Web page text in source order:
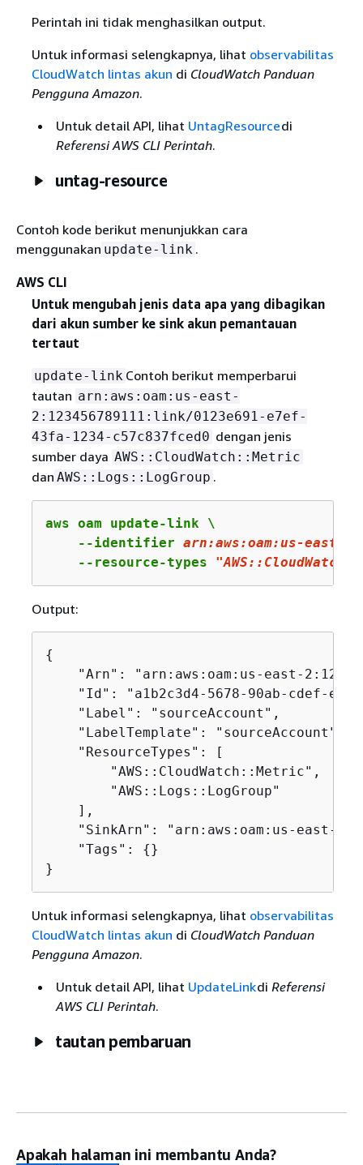
Perintah ini tidak menghasilkan output.
Untuk informasi selengkapnya, lihat observabilitas
CloudWatch lintas akun di CloudWatch Panduan
Pengguna Amazon.
Untuk detail API, lihat UntagResourcedi
Referensi AWS CLI Perintah.
untag-resource
Contoh kode berikut menunjukkan cara
menggunakan update-link .
AWS CLI
Untuk mengubah jenis data apa yang dibagikan
dari akun sumber ke sink akun pemantauan
tertaut
update-link Contoh berikut memperbarui
tautan arn:aws:oam:us-east-
2:123456789111:link/0123e691-e7ef-
43fa-1234-c57c837fced0 dengan jenis
sumber daya AWS::CloudWatch::Metric
dan AWS::Logs::LogGroup .
aws oam update-link \
    --identifier
arn:aws:oam:us-east-
    --resource-types
Output:
{
"Arn": "arn:aws:oam:us-east-
"Id": "a1b2c3d4-5678-90ab-cdef-
    "Label": "sourceAccount",
    "LabelTemplate": "sourceAccount",
    "ResourceTypes": [
        "AWS::CloudWatch::Metric",
        "AWS::Logs::LogGroup"
    ],
"SinkArn": "arn:aws:oam:us-east-
    "Tags":
{}
}
Untuk informasi selengkapnya, lihat observabilitas
CloudWatch lintas akun di CloudWatch Panduan
Pengguna Amazon.
Untuk detail API, lihat UpdateLinkdiReferensi
AWS CLI Perintah.
tautan pembaruan
Apakah halaman ini membantu Anda?